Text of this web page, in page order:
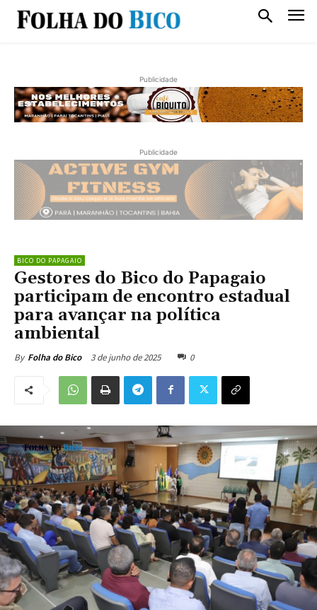
Publicidade
Publicidade
BICO DO PAPAGAIO
Gestores do Bico do Papagaio
participam de encontro estadual
para avançar na política
ambiental
By Folha do Bico 3 de junho de 2025 0